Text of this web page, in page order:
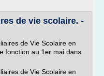
de vie scolaire. -
de Vie Scolaire en
fonction au 1er mai dans
de Vie Scolaire en